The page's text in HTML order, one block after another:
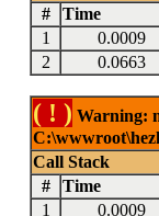
#
Time
1
0.0009
2
0.0663
( ! ) Warning:
Call Stack
#
Time
1
0.0009